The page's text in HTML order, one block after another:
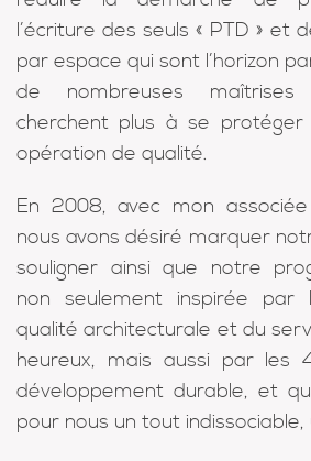
l’écriture des seuls « PTD » et
par espace qui sont l’horizon
de nombreuses maîtrises
cherchent plus à se protéger
opération de qualité.
En 2008, avec mon associée
nous avons désiré marquer
souligner ainsi que notre
non seulement inspirée
qualité architecturale et du
heureux, mais aussi par les
développement durable, et
pour nous un tout indissociable,